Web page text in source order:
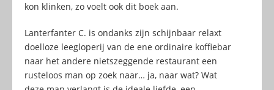
kon klinken, zo voelt ook dit boek aan.
Lanterfanter C. is ondanks zijn schijnbaar relaxt
doelloze leegloperij van de ene ordinaire koffiebar
naar het andere nietszeggende restaurant een
rusteloos man op zoek naar… ja, naar wat? Wat